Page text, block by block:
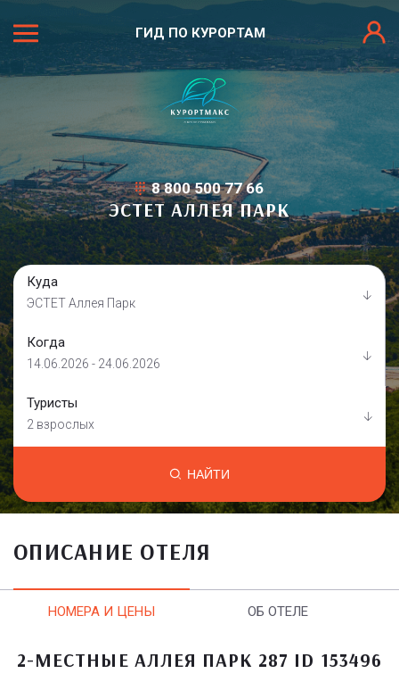
ГИД ПО КУРОРТАМ
8 800 500 77 66
ЭСТЕТ АЛЛЕЯ ПАРК
Куда
ЭСТЕТ Аллея Парк
Когда
14.06.2026 - 24.06.2026
Туристы
2 взрослых
НАЙТИ
ОПИСАНИЕ ОТЕЛЯ
НОМЕРА И ЦЕНЫ ОБ ОТЕЛЕ
2-МЕСТНЫЕ АЛЛЕЯ ПАРК 287 ID 153496